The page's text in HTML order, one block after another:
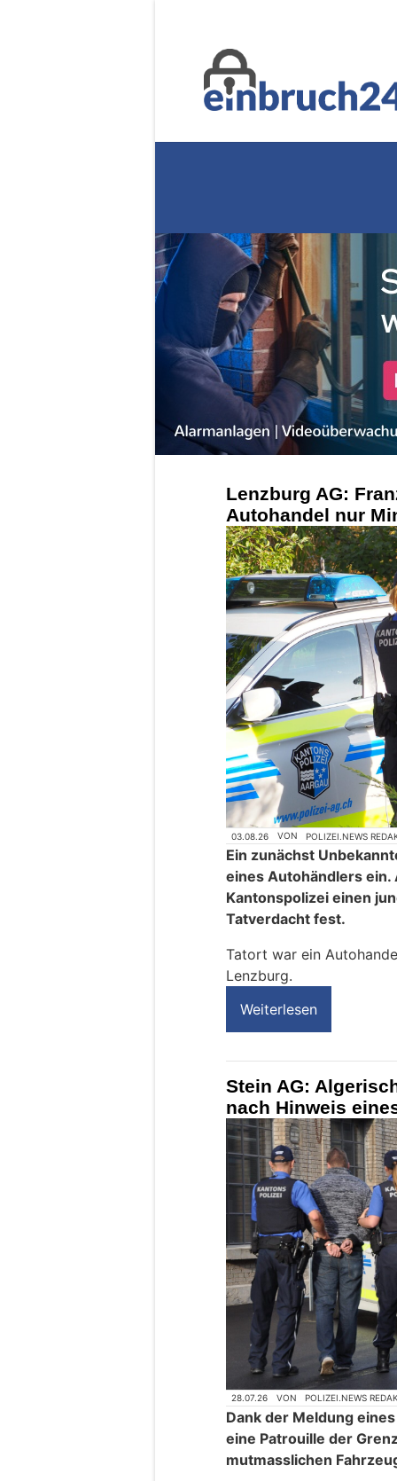
Lenzburg AG:
Autohandel nur
03.08.26 VON POLIZEI.NEWS
Ein zunächst
eines Autohändlers ein.
Kantonspolizei einen
Tatverdacht fest.
Tatort war ein
Lenzburg.
Weiterlesen
Stein AG:
nach Hinweis
28.07.26 VON POLIZEI.NEWS
Dank der Meldung
eine Patrouille der
mutmasslichen